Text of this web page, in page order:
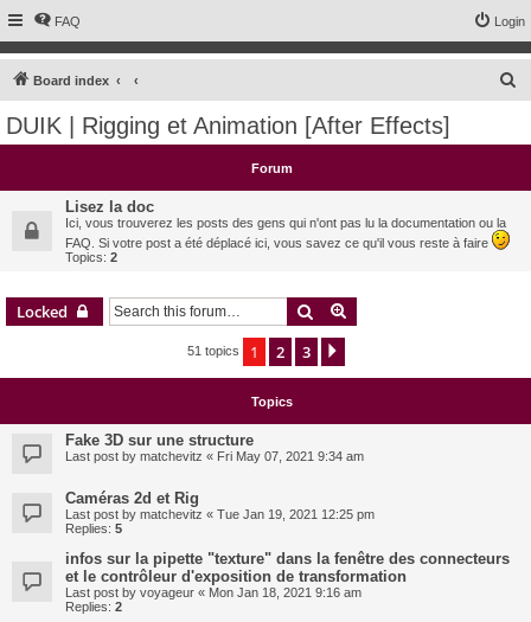
FAQ Login
Board index
c
DUIK | Rigging et Animation [After Effects]
Forum
Lisez la doc
Ici, vous trouverez les posts des gens qui n'ont pas lu la documentation ou la
FAQ. Si votre post a été déplacé ici, vous savez ce qu'il vous reste à faire
Topics: 2
Locked Search
51 topics 1 2 3
Topics
Fake 3D sur une structure
Last post by matchevitz « Fri May 07, 2021 9:34 am
Caméras 2d et Rig
Last post by matchevitz « Tue Jan 19, 2021 12:25 pm
Replies: 5
infos sur la pipette "texture" dans la fenêtre des connecteurs
et le contrôleur d'exposition de transformation
Last post by voyageur « Mon Jan 18, 2021 9:16 am
Replies: 2